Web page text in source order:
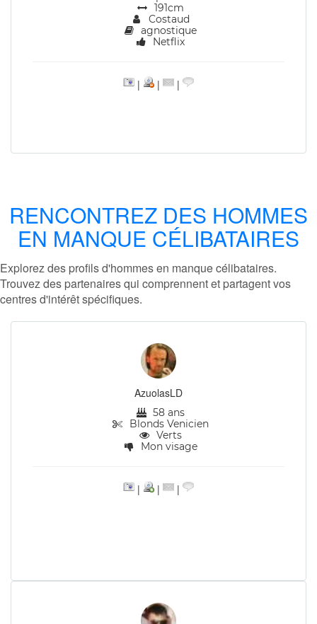
191cm
Costaud
agnostique
Netflix
| | |
RENCONTREZ DES HOMMES
EN MANQUE CÉLIBATAIRES
Explorez des profils d'hommes en manque célibataires.
Trouvez des partenaires qui comprennent et partagent vos
centres d'intérêt spécifiques.
AzuolasLD
58 ans
Blonds Venicien
Verts
Mon visage
| | |